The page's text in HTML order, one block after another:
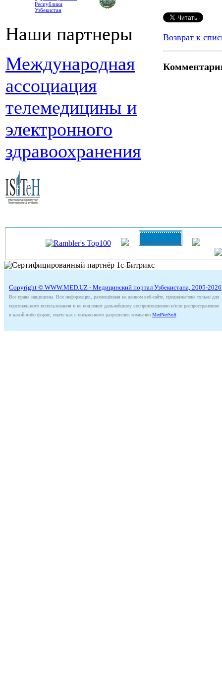
Республики
Узбекистан
Наши партнеры
Международная
ассоциация
телемедицины и
электронного
здравоохранения
Возврат к
Copyright © WWW.MED.UZ - Медицинский портал Узбекистана, 2005-2026
Все права защищены. Вся информация, размещённая на данном веб-сайте, предназначена только для
персонального использования и не подлежит дальнейшему воспроизведению и/или распространению
в какой-либо форме, иначе как с письменного разрешения компании MedNetSoft